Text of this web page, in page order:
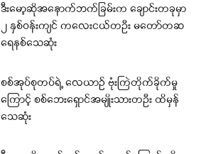
ဒီးမော့ဆိုအနောက်ဘက်ခြမ်းက ချောင်းတခုမှာ
၂ နှစ်ဝန်းကျင် ကလေးငယ်တဦး မတော်တဆ
ရေနစ်သေဆုံး
စစ်အုပ်စုတပ်ရဲ့ လေယာဉ် ဗုံးကြဲတိုက်ခိုက်မှု
ကြောင့် စစ်ဘေးရှောင်အမျိုးသားတဦး ထိမှန်
သေဆုံး